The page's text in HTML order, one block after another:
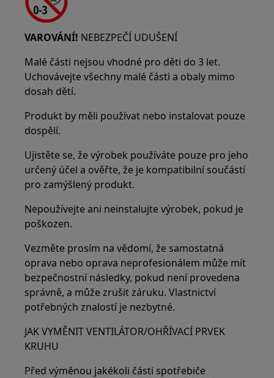
VAROVÁNÍ! NEBEZPEČÍ UDUŠENÍ
Malé části nejsou vhodné pro děti do 3 let.
Uchovávejte všechny malé části a obaly mimo
dosah dětí.
Produkt by měli používat nebo instalovat pouze
dospělí.
Ujistěte se, že výrobek používáte pouze pro jeho
určený účel a ověřte, že je kompatibilní součástí
pro zamýšlený produkt.
Nepoužívejte ani neinstalujte výrobek, pokud je
poškozen.
Vezměte prosím na vědomí, že samostatná
oprava nebo oprava neprofesionálem může mít
bezpečnostní následky, pokud není provedena
správně, a může zrušit záruku. Vlastnictví
potřebných znalostí je nezbytné.
JAK VYMĚNIT VENTILÁTOR/OHŘÍVACÍ PRVEK
KRUHU
Před výměnou jakékoli části spotřebiče